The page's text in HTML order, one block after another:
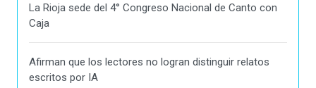
La Rioja sede del 4° Congreso Nacional de Canto con
Caja
Afirman que los lectores no logran distinguir relatos
escritos por IA